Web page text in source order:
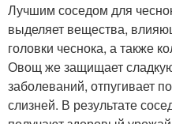
Лучшим соседом для
выделяет вещества,
головки чеснока, а также
Овощ же защищает
заболеваний, отпугивает
слизней. В результате